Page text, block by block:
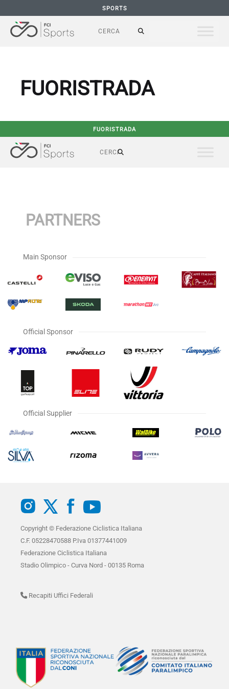
SPORTS
FUORISTRADA
FUORISTRADA
PARTNERS
Main Sponsor
Official Sponsor
Official Supplier
Copyright © Federazione Ciclistica Italiana
C.F. 05228470588 P.Iva 01377441009
Federazione Ciclistica Italiana
Stadio Olimpico - Curva Nord - 00135 Roma
Recapiti Uffici Federali